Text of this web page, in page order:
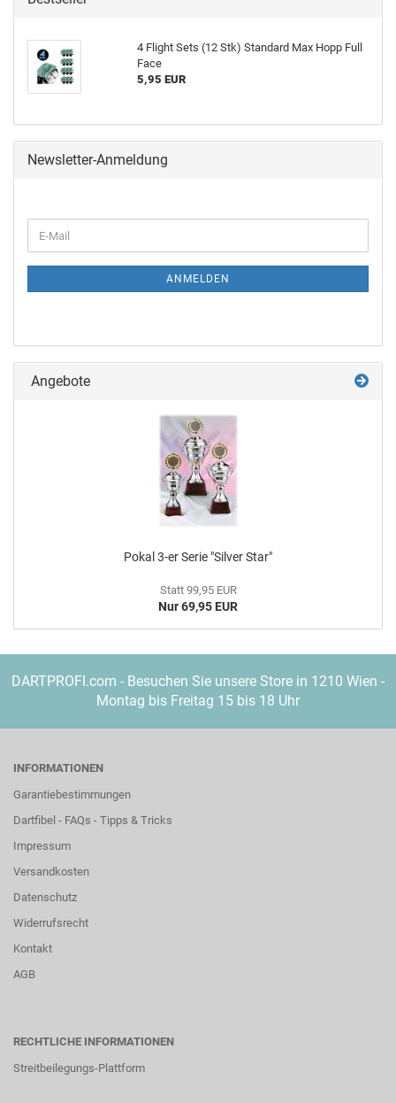
4 Flight Sets (12 Stk) Stan­dard Max Hopp Full
Face
5,95 EUR
Newsletter-Anmeldung
ANMELDEN
Angebote
Pokal 3-er Serie "Sil­ver Star"
Statt 99,95 EUR
Nur 69,95 EUR
DARTPROFI.com - Besuchen Sie unsere Store in 1210 Wien -
Montag bis Freitag 15 bis 18 Uhr
INFORMATIONEN
Garantiebestimmungen
Dartfibel - FAQs - Tipps & Tricks
Impressum
Versandkosten
Datenschutz
Widerrufsrecht
Kontakt
AGB
RECHTLICHE INFORMATIONEN
Streitbeilegungs-Plattform